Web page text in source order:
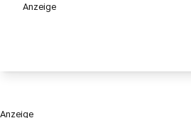
Anzeige
Anzeige